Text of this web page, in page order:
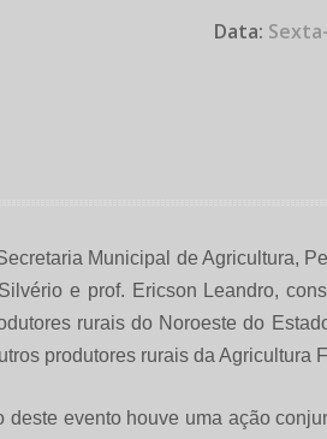
Data:
Municipal de Agricultura,
e prof. Ericson Leandro,
rurais do Noroeste do
produtores rurais da
deste evento houve uma ação